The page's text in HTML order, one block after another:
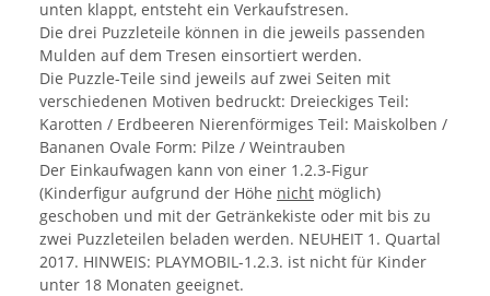
unten klappt, entsteht ein Verkaufstresen.
Die drei Puzzleteile können in die jeweils passenden
Mulden auf dem Tresen einsortiert werden.
Die Puzzle-Teile sind jeweils auf zwei Seiten mit
verschiedenen Motiven bedruckt: Dreieckiges Teil:
Karotten / Erdbeeren Nierenförmiges Teil: Maiskolben /
Bananen Ovale Form: Pilze / Weintrauben
Der Einkaufwagen kann von einer 1.2.3-Figur
(Kinderfigur aufgrund der Höhe nicht möglich)
geschoben und mit der Getränkekiste oder mit bis zu
zwei Puzzleteilen beladen werden. NEUHEIT 1. Quartal
2017. HINWEIS: PLAYMOBIL-1.2.3. ist nicht für Kinder
unter 18 Monaten geeignet.